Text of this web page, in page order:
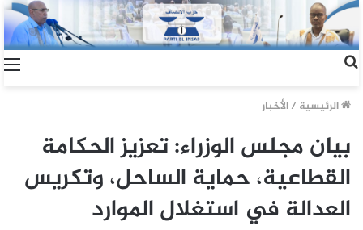
الرئيسية /الأخبار
بيان مجلس الوزراء: تعزيز الحكامة
القطاعية، حماية الساحل، وتكريس
العدالة في استغلال الموارد